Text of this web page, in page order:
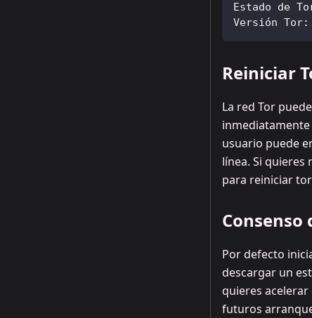
Estado de
Versión
Reiniciar
La red Tor
usuario puede
línea. Si
para reiniciar
Consenso
Por defecto
descargar un
quieres acelerar
futuros